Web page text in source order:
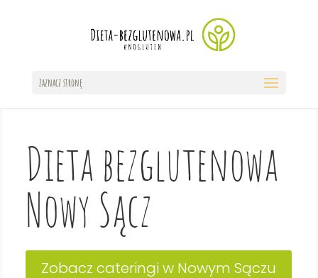
Zaznacz stronę
Dieta bezglutenowa
Nowy Sącz
Zobacz cateringi w Nowym Sączu